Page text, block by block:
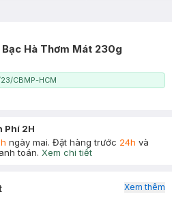
Hà Thơm Mát 230g
CBMP-HCM
Phí 2H
ngày mai. Đặt hàng trước 24h và
toán. Xem chi tiết
Xem thêm